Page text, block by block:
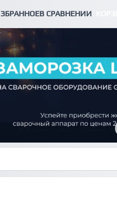
В СРАВНЕНИИ